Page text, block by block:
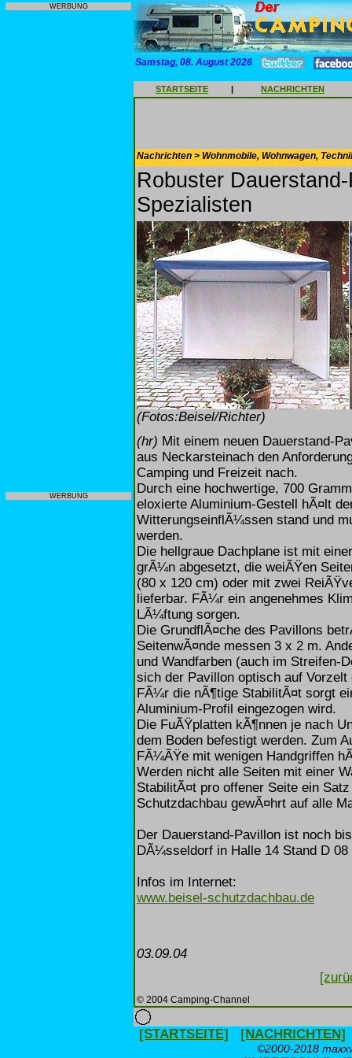
WERBUNG
WERBUNG
Samstag, 08. August 2026
STARTSEITE | NACHRICHTEN
Nachrichten > Wohnmobile, Wohnwagen,
Robuster
Spezialisten
(Fotos:Beisel/Richter)
(hr) Mit einem neuen Dauerstand-
aus Neckarsteinach den
Camping und Freizeit nach.
Durch eine hochwertige, 700
eloxierte Aluminium-Gestell hÃ¤lt
WitterungseinflÃ¼ssen stand und
werden.
Die hellgraue Dachplane ist mit
grÃ¼n abgesetzt, die weiÃŸen
(80 x 120 cm) oder mit zwei
lieferbar. FÃ¼r ein angenehmes
LÃ¼ftung sorgen.
Die GrundflÃ¤che des Pavillons
SeitenwÃ¤nde messen 3 x 2 m.
und Wandfarben (auch im Streifen-
sich der Pavillon optisch auf
FÃ¼r die nÃ¶tige StabilitÃ¤t sorgt
Aluminium-Profil eingezogen wird.
Die FuÃŸplatten kÃ¶nnen je nach
dem Boden befestigt werden. Zum
FÃ¼ÃŸe mit wenigen Handgriffen
Werden nicht alle Seiten mit einer
StabilitÃ¤t pro offener Seite ein
Schutzdachbau gewÃ¤hrt auf alle
Der Dauerstand-Pavillon ist noch
DÃ¼sseldorf in Halle 14 Stand D
Infos im Internet:
www.beisel-schutzdachbau.de
03.09.04
© 2004 Camping-Channel
[STARTSEITE] [NACHRICHTEN]
©2000-2018